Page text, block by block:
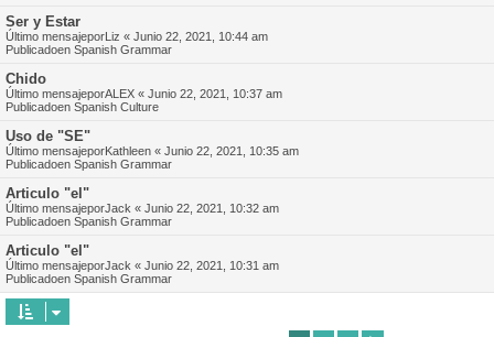
Ser y Estar
Último mensajeporLiz « Junio 22, 2021, 10:44 am
Publicadoen Spanish Grammar
Chido
Último mensajeporALEX « Junio 22, 2021, 10:37 am
Publicadoen Spanish Culture
Uso de "SE"
Último mensajeporKathleen « Junio 22, 2021, 10:35 am
Publicadoen Spanish Grammar
Articulo "el"
Último mensajeporJack « Junio 22, 2021, 10:32 am
Publicadoen Spanish Grammar
Articulo "el"
Último mensajeporJack « Junio 22, 2021, 10:31 am
Publicadoen Spanish Grammar